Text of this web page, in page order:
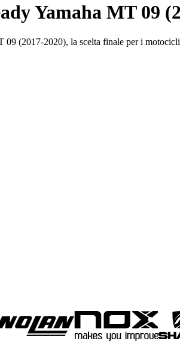
Yamaha MT 09
(2017-2020), la scelta finale per i